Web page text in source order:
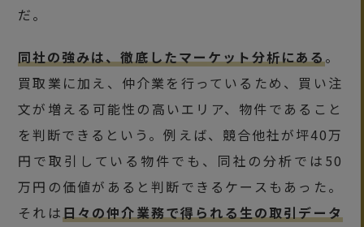
だ。
同社の強みは、徹底したマーケット分析にある。
買取業に加え、仲介業を行っているため、買い注
文が増える可能性の高いエリア、物件であること
を判断できるという。例えば、競合他社が坪40万
円で取引している物件でも、同社の分析では50
万円の価値があると判断できるケースもあった。
それは日々の仲介業務で得られる生の取引データ